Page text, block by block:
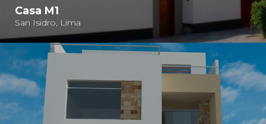
Casa M1
San Isidro, Lima